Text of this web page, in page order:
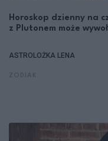
Horoskop dzienny na
z Plutonem może
ASTROLOŻKA LENA